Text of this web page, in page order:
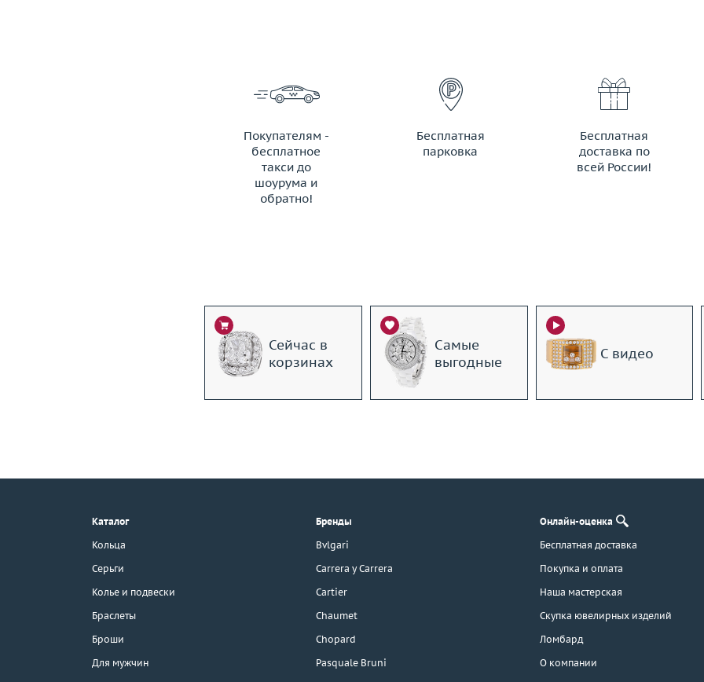
г. Москва, Тихвинский пер., д. 7,
3D-тур по шоуруму
Покупателям -
бесплатное
такси до
шоурума и
обратно!
ЗАКАЗАТЬ ТАКСИ
Бесплатная
парковка
Бесплатная
доставка по
всей России!
Сейчас в
корзинах
Самые
выгодные
С видео
Каталог
Кольца
Серьги
Колье и подвески
Браслеты
Броши
Для мужчин
Бренды
Bvlgari
Carrera y Carrera
Cartier
Chaumet
Chopard
Pasquale Bruni
Онлайн-оценка
Бесплатная доставка
Покупка и оплата
Наша мастерская
Скупка ювелирных изделий
Ломбард
О компании